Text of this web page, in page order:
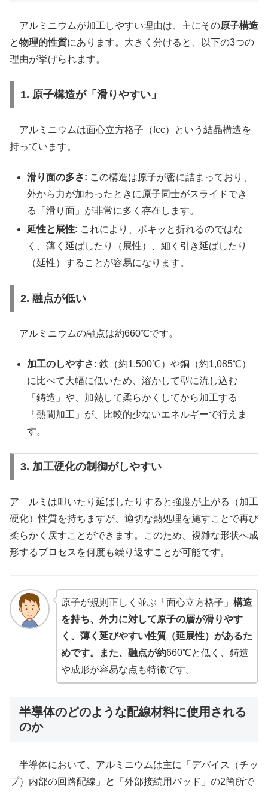
アルミニウムが加工しやすい理由は、主にその原子構造
と物理的性質にあります。大きく分けると、以下の3つの
理由が挙げられます。
1. 原子構造が「滑りやすい」
アルミニウムは面心立方格子（fcc）という結晶構造を
持っています。
滑り面の多さ: この構造は原子が密に詰まっており、
外から力が加わったときに原子同士がスライドでき
る「滑り面」が非常に多く存在します。
延性と展性: これにより、ポキッと折れるのではな
く、薄く延ばしたり（展性）、細く引き延ばしたり
（延性）することが容易になります。
2. 融点が低い
アルミニウムの融点は約660℃です。
加工のしやすさ: 鉄（約1,500℃）や銅（約1,085℃）
に比べて大幅に低いため、溶かして型に流し込む
「鋳造」や、加熱して柔らかくしてから加工する
「熱間加工」が、比較的少ないエネルギーで行えま
す。
3. 加工硬化の制御がしやすい
ア ルミは叩いたり延ばしたりすると強度が上がる（加工
硬化）性質を持ちますが、適切な熱処理を施すことで再び
柔らかく戻すことができます。このため、複雑な形状へ成
形するプロセスを何度も繰り返すことが可能です。
原子が規則正しく並ぶ「面心立方格子」 構造
を持ち、外力に対して原子の層が滑りやす
く、薄く延びやすい性質（延展性）があるた
めです。また、融点が約660℃と低く、鋳造
や成形が容易な点も特徴です。
半導体のどのような配線材料に使用される
のか
半導体において、アルミニウムは主に「デバイス（チッ
プ）内部の回路配線」
と
「外部接続用パッド」の2箇所で